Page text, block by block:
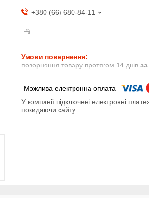
+380 (66) 680-84-11
повернення товару протягом 14 днів
У компанії підключені електронні
покидаючи сайту.